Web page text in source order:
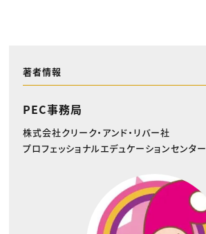
著者情報
PEC事務局
株式会社クリーク・アンド・リバー社
プロフェッショナルエデュケーションセンター